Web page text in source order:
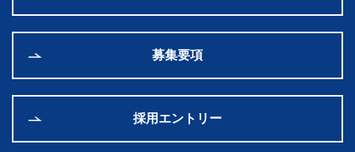
募集要項
採用エントリー